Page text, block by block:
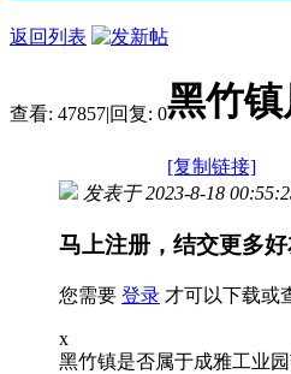
返回列表
查看: 47857|回复: 0黑竹
[复制链接]
发表于 2023-8-18
马上注册，结交更多
您需要 登录 才可以下载或
x
黑竹镇是否属于成雅工业